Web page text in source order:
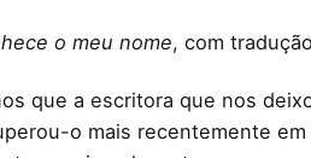
o meu nome, com
que a escritora que nos
o mais recentemente em